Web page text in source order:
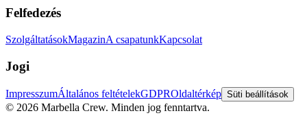
Felfedezés
SzolgáltatásokMagazinA csapatunkKapcsolat
Jogi
ImpresszumÁltalános feltételekGDPROldaltérkép Süti beállítások
© 2026 Marbella Crew. Minden jog fenntartva.